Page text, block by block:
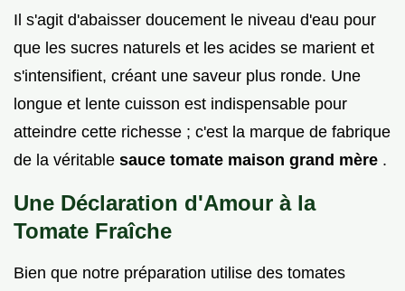
Il s'agit d'abaisser doucement le niveau d'eau pour
que les sucres naturels et les acides se marient et
s'intensifient, créant une saveur plus ronde. Une
longue et lente cuisson est indispensable pour
atteindre cette richesse ; c'est la marque de fabrique
de la véritable sauce tomate maison grand mère .
Une Déclaration d'Amour à la
Tomate Fraîche
Bien que notre préparation utilise des tomates